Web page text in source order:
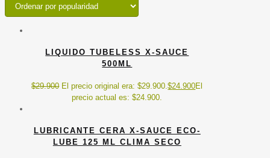
LIQUIDO TUBELESS X-SAUCE
500ML
$29.900 El precio original era: $29.900.$24.900El
precio actual es: $24.900.
LUBRICANTE CERA X-SAUCE ECO-
LUBE 125 ML CLIMA SECO